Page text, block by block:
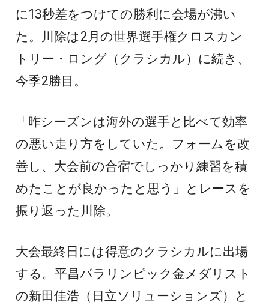
に13秒差をつけての勝利に会場が沸い
た。川除は2月の世界選手権クロスカン
トリー・ロング（クラシカル）に続き、
今季2勝目。
「昨シーズンは海外の選手と比べて効率
の悪い走り方をしていた。フォームを改
善し、大会前の合宿でしっかり練習を積
めたことが良かったと思う」とレースを
振り返った川除。
大会最終日には得意のクラシカルに出場
する。平昌パラリンピック金メダリスト
の新田佳浩（日立ソリューションズ）と